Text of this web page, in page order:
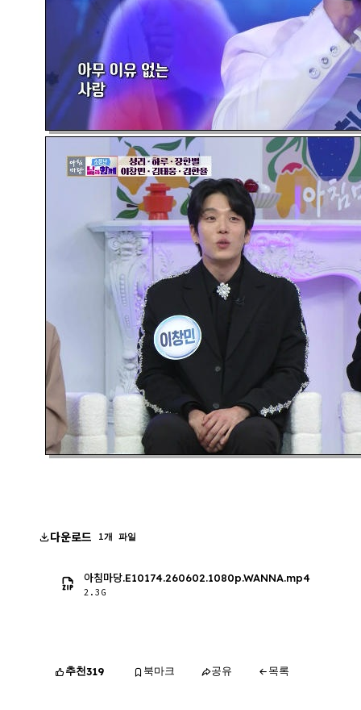
다운로드 1개 파일
아침마당.E10174.260602.1080p.WANNA.mp4
2.3G
추천319 북마크 공유 목록